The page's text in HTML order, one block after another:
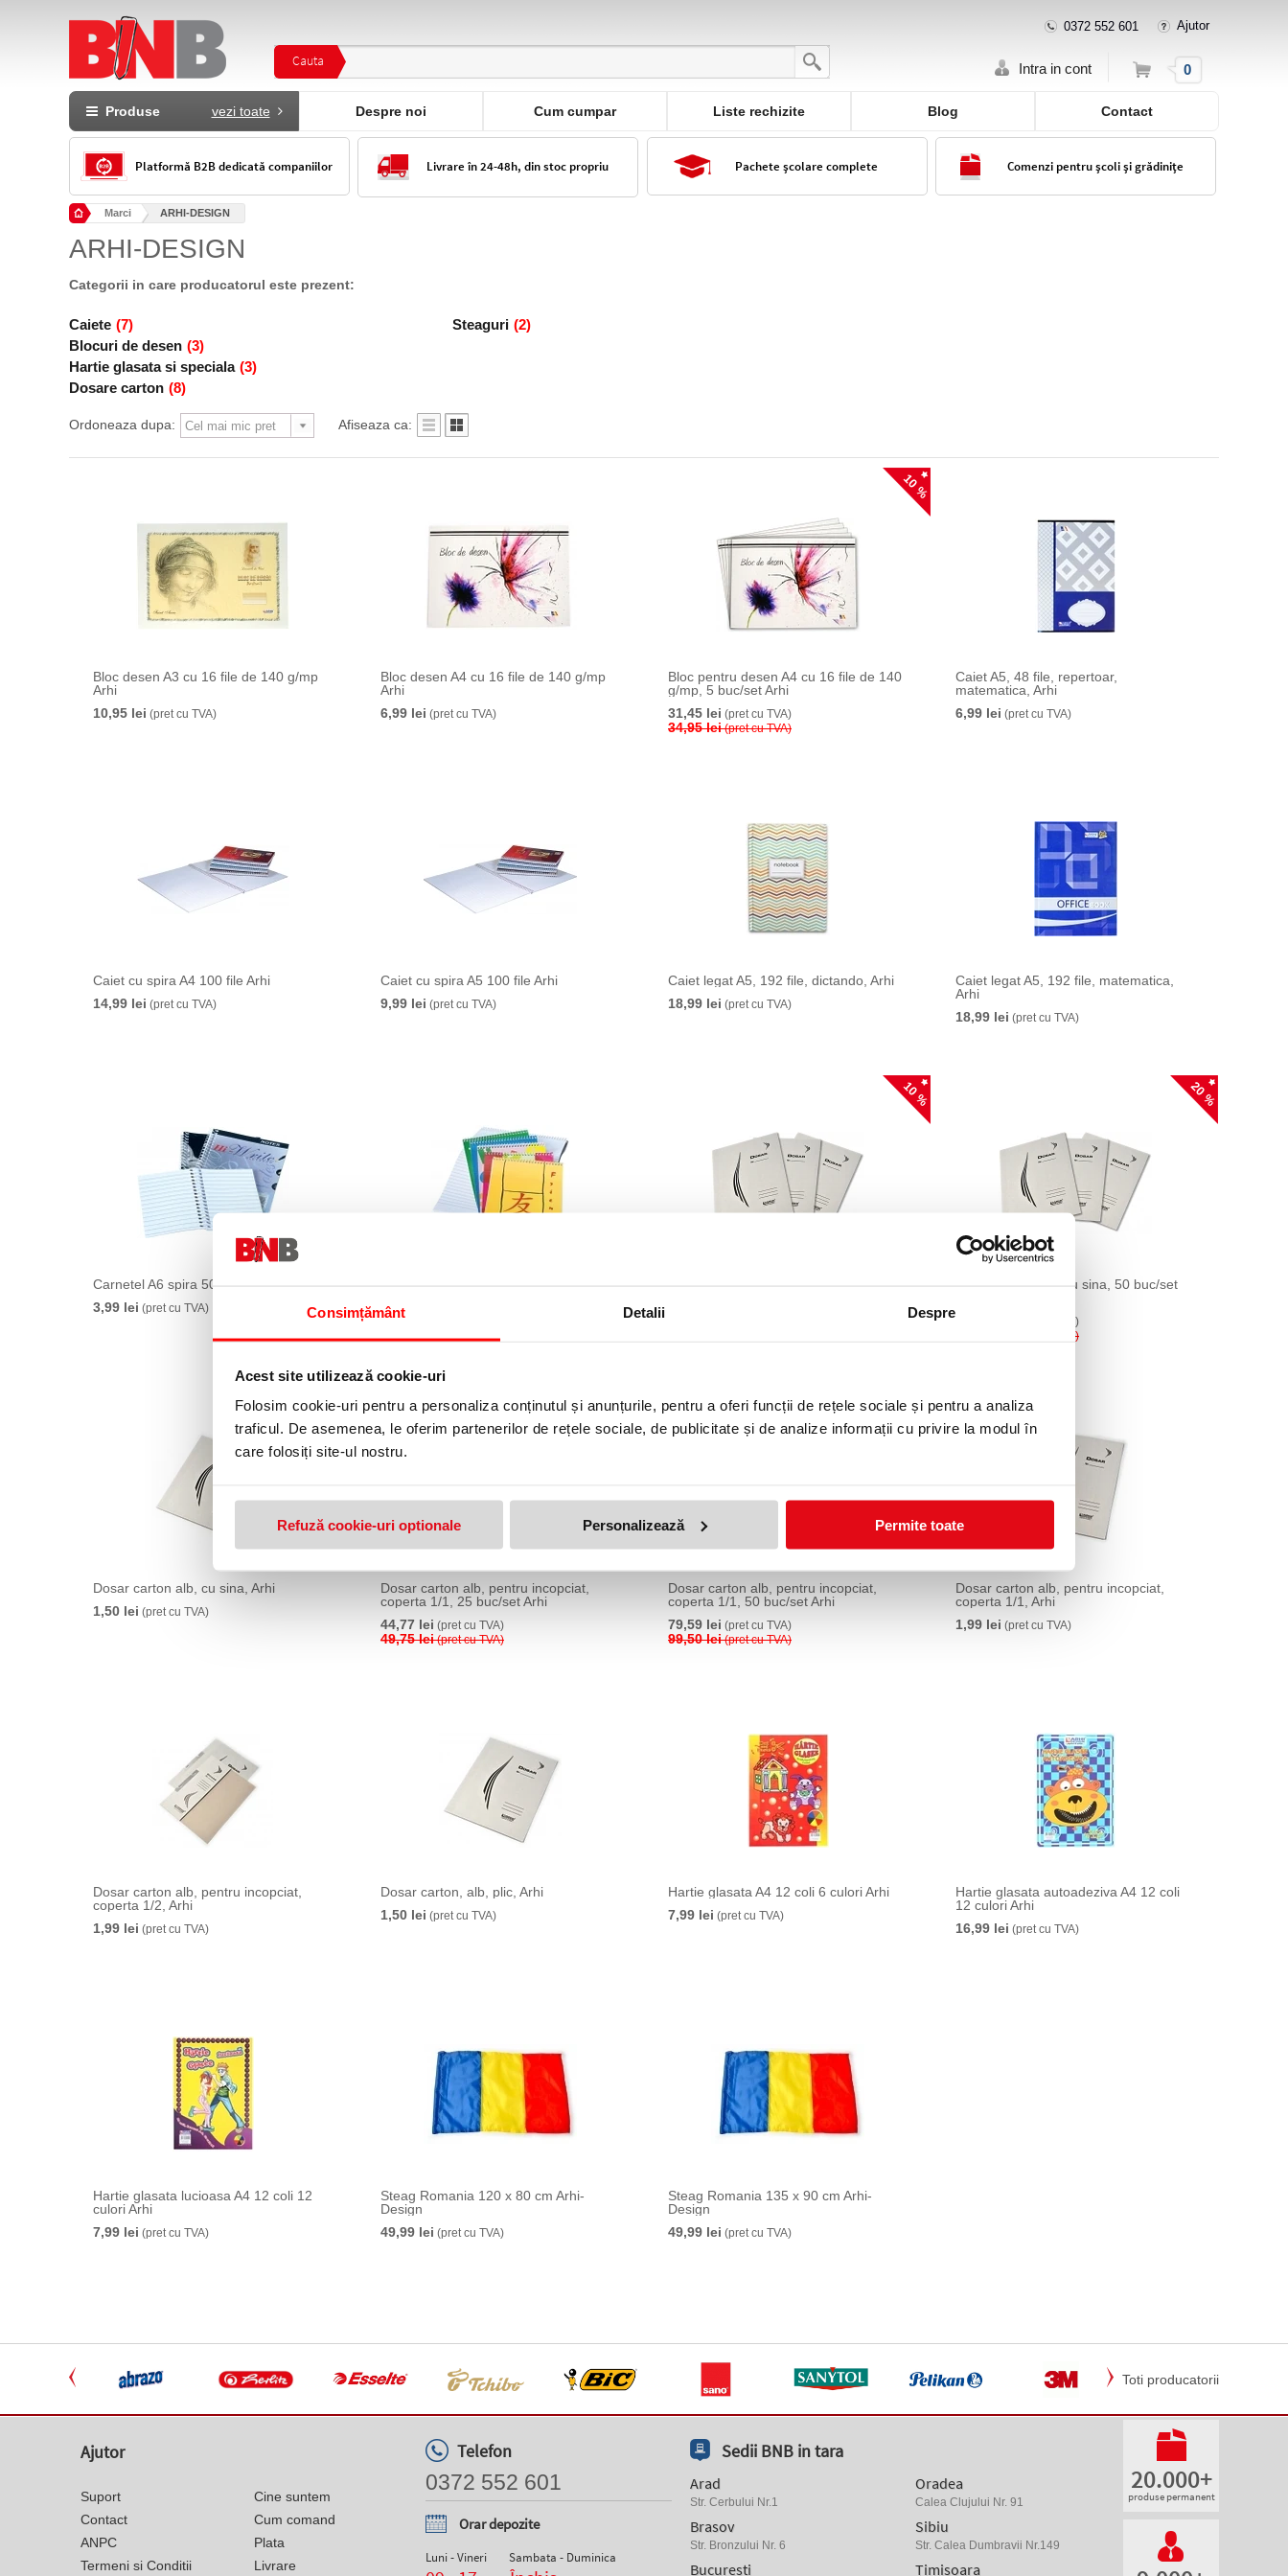
Consimțământ Detalii Despre
Acest site utilizează cookie-uri
Folosim cookie-uri pentru a personaliza conținutul și anunțurile, pentru a oferi funcții de rețele sociale și pentru a analiza
traficul. De asemenea, le oferim partenerilor de rețele sociale, de publicitate și de analize informații cu privire la modul în
care folosiți site-ul nostru.
Refuză cookie-uri optionale Personalizează Permite toate
Cauta
0372 552 601 Ajutor
Intra in cont Cos 0
Produse vezi toate Despre noi Cum cumpar Liste rechizite Blog Contact
Platformă B2B dedicată companiilor Livrare în 24-48h, din stoc propriu Pachete școlare complete Comenzi pentru școli și grădinițe
Marci ARHI-DESIGN
ARHI-DESIGN
Categorii in care producatorul este prezent:
Caiete (7)
Blocuri de desen (3)
Hartie glasata si speciala (3)
Dosare carton (8)
Steaguri (2)
Ordoneaza dupa: Afiseaza ca:
Bloc desen A3 cu 16 file de 140 g/mp
Arhi
10,95 lei (pret cu TVA)
Bloc desen A4 cu 16 file de 140 g/mp
Arhi
6,99 lei (pret cu TVA)
10 %
Bloc pentru desen A4 cu 16 file de 140
g/mp, 5 buc/set Arhi
31,45 lei (pret cu TVA)
34,95 lei(pret cu TVA)
Caiet A5, 48 file, repertoar,
matematica, Arhi
6,99 lei (pret cu TVA)
Caiet cu spira A4 100 file Arhi
14,99 lei (pret cu TVA)
Caiet cu spira A5 100 file Arhi
9,99 lei (pret cu TVA)
Caiet legat A5, 192 file, dictando, Arhi
18,99 lei (pret cu TVA)
Caiet legat A5, 192 file, matematica,
Arhi
18,99 lei (pret cu TVA)
Carnetel A6 spira 50 file Arhi
3,99 lei (pret cu TVA)
2,99 lei
10 % 20 %
Dosar carton alb, cu sina, 50 buc/set
(pret cu TVA)
(pret cu TVA)
Dosar carton alb, cu sina, Arhi
1,50 lei (pret cu TVA)
10 %
Dosar carton alb, pentru incopciat,
coperta 1/1, 25 buc/set Arhi
44,77 lei (pret cu TVA)
49,75 lei(pret cu TVA)
20 %
Dosar carton alb, pentru incopciat,
coperta 1/1, 50 buc/set Arhi
79,59 lei (pret cu TVA)
99,50 lei(pret cu TVA)
Dosar carton alb, pentru incopciat,
coperta 1/1, Arhi
1,99 lei (pret cu TVA)
Dosar carton alb, pentru incopciat,
coperta 1/2, Arhi
1,99 lei (pret cu TVA)
Dosar carton, alb, plic, Arhi
1,50 lei (pret cu TVA)
Hartie glasata A4 12 coli 6 culori Arhi
7,99 lei (pret cu TVA)
Hartie glasata autoadeziva A4 12 coli
12 culori Arhi
16,99 lei (pret cu TVA)
Hartie glasata lucioasa A4 12 coli 12
culori Arhi
7,99 lei (pret cu TVA)
Steag Romania 120 x 80 cm Arhi-
Design
49,99 lei (pret cu TVA)
Steag Romania 135 x 90 cm Arhi-
Design
49,99 lei (pret cu TVA)
Toti producatorii
Ajutor
Suport
Contact
ANPC
Termeni si Conditii
Cine suntem
Cum comand
Plata
Livrare
Telefon
0372 552 601
Orar depozite
Luni - Vineri Sambata - Duminica
Sedii BNB in tara
Arad
Str. Cerbului Nr.1
Brasov
Str. Bronzului Nr. 6
Bucuresti
Oradea
Calea Clujului Nr. 91
Sibiu
Str. Calea Dumbravii Nr.149
Timisoara
20.000+
produse permanent